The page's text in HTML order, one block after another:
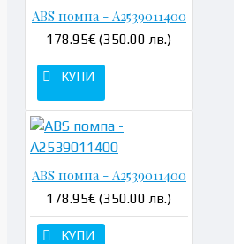
ABS помпа - A2539011400
178.95€ (350.00 лв.)
КУПИ
ABS помпа - A2539011400
178.95€ (350.00 лв.)
КУПИ